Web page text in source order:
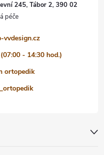
245, Tábor 2, 390 02
vvdesign.cz
- 14:30 hod.)
ortopedik